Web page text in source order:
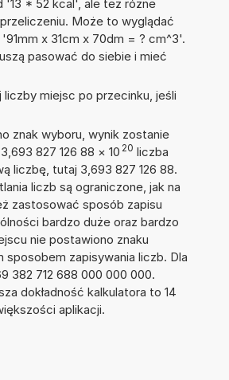
'13 * 52 kcal', ale też różne
Może to wyglądać
x 31cm x 70dm = ? cm^3'.
pasować do siebie i mieć
miejsc po przecinku, jeśli
znak wyboru, wynik zostanie
827 126 88 × 10 20 liczba
liczbę, tutaj 3,693 827 126 88.
liczb są ograniczone, jak na
zastosować sposób zapisu
bardzo duże oraz bardzo
nie postawiono znaku
zapisywania liczb. Dla
382 712 688 000 000 000.
dokładność kalkulatora to 14
aplikacji.